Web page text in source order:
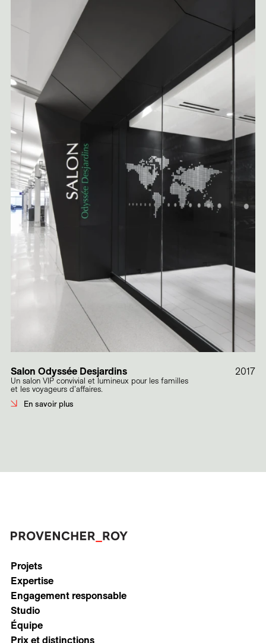
Salon Odyssée Desjardins
Un salon VIP convivial et lumineux pour les familles
et les voyageurs d'affaires.
En savoir plus
2017
Projets
Expertise
Engagement responsable
Studio
Équipe
Prix et distinctions